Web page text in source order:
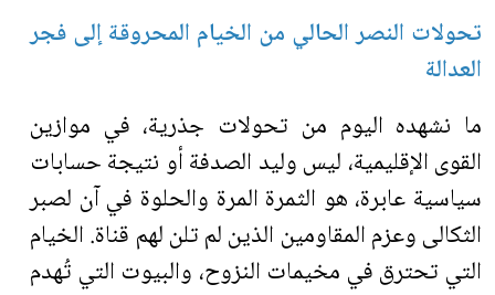
تحولات النصر الحالي من الخيام المحروقة إلى فجر
العدالة
ما نشهده اليوم من تحولات جذرية، في موازين
القوى الإقليمية، ليس وليد الصدفة أو نتيجة حسابات
سياسية عابرة، هو الثمرة المرة والحلوة في آن لصبر
الثكالى وعزم المقاومين الذين لم تلن لهم قناة. الخيام
التي تحترق في مخيمات النزوح، والبيوت التي تُهدم